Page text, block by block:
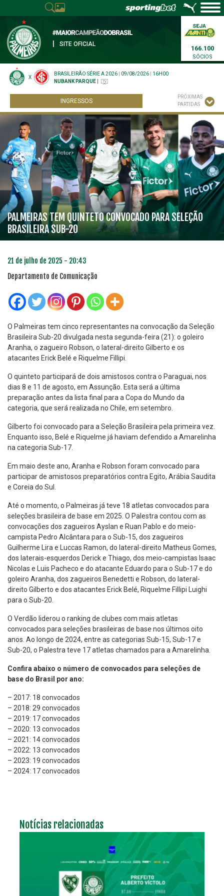
SITE OFICIAL
166.100
SÓCIOS
X
BRASILEIRÃO SÉRIE A 2026 09/08/2026
16H00
NUBANK PARQUE
INGRESSOS
PRÓXIMAS
PARTIDAS
PALMEIRAS TEM QUINTETO CONVOCADO PARA SELEÇÃO
BRASILEIRA SUB-20
21 de julho de 2025 - 20:43
Departamento de Comunicação
O Palmeiras tem cinco representantes na convocação da Seleção
Brasileira Sub-20 divulgada nesta segunda-feira (21): o goleiro
Aranha, o zagueiro Robson, o lateral-direito Gilberto e os
atacantes Erick Belé e Riquelme Fillipi.
O quinteto participará de dois amistosos contra o Paraguai, nos
dias 8 e 11 de agosto, em Assunção. Esta será a última
preparação antes da lista final para a Copa do Mundo da
categoria, que será realizada no Chile, em setembro.
Gilberto foi convocado para a Seleção Brasileira pela primeira vez.
Enquanto isso, Belé e Riquelme já haviam defendido a Amarelinha
na categoria Sub-17.
Em maio deste ano, Aranha e Robson foram convocado para
participar de amistosos preparatórios contra Egito, Arábia Saudita
e Coreia do Sul.
Até o momento, o Palmeiras já teve 18 atletas convocados para
seleções brasileira de base em 2025. O Palestra contou com as
convocações dos zagueiros Ayslan e Ruan Pablo e do meio-
campista Pedro Alcântara para o Sub-15, dos zagueiros
Guilherme Lira e Luccas Ramon, do lateral-direito Matheus Gomes,
dos laterais-esquerdos Derick e Thiago, dos meio-campistas Isaac
Nicolas e Luis Pacheco e do atacante Eduardo para o Sub-17 e do
goleiro Aranha, dos zagueiros Benedetti e Robson, do lateral-
direito Gilberto e dos atacantes Erick Belé, Riquelme Fillipi Luighi
para o Sub-20.
O Verdão liderou o ranking de clubes com mais atletas
convocados para seleções brasileiras de base nos últimos oito
anos. Ao longo de 2024, entre as categorias Sub-15, Sub-17 e
Sub-20, o Palestra teve 17 atletas chamados para a Amarelinha.
Confira abaixo o número de convocados para seleções de
base do Brasil por ano:
– 2017: 18 convocados
– 2018: 29 convocados
– 2019: 17 convocados
– 2020: 13 convocados
– 2021: 14 convocados
– 2022: 13 convocados
– 2023: 19 convocados
– 2024: 17 convocados
Notícias relacionadas